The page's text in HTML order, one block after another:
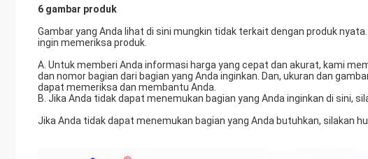
6 gambar produk
Gambar yang Anda lihat di sini mungkin tidak terkait dengan produk
ingin memeriksa produk.
A. Untuk memberi Anda informasi harga yang cepat dan akurat, kami
dan nomor bagian dari bagian yang Anda inginkan. Dan, ukuran dan
dapat memeriksa dan membantu Anda.
B. Jika Anda tidak dapat menemukan bagian yang Anda inginkan di sini,
Jika Anda tidak dapat menemukan bagian yang Anda butuhkan, silakan